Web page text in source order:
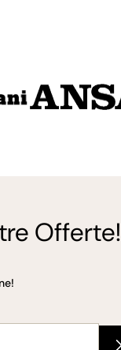
Offerte!